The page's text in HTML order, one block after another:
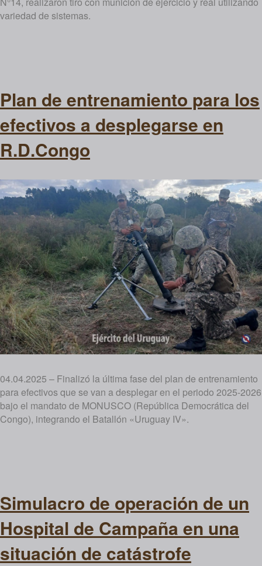
variedad de sistemas.
Plan de entrenamiento para los
efectivos a desplegarse en
R.D.Congo
04.04.2025 – Finalizó la última fase del plan de entrenamiento
para efectivos que se van a desplegar en el periodo 2025-2026
bajo el mandato de MONUSCO (República Democrática del
Congo), integrando el Batallón «Uruguay IV».
Simulacro de operación de un
Hospital de Campaña en una
situación de catástrofe